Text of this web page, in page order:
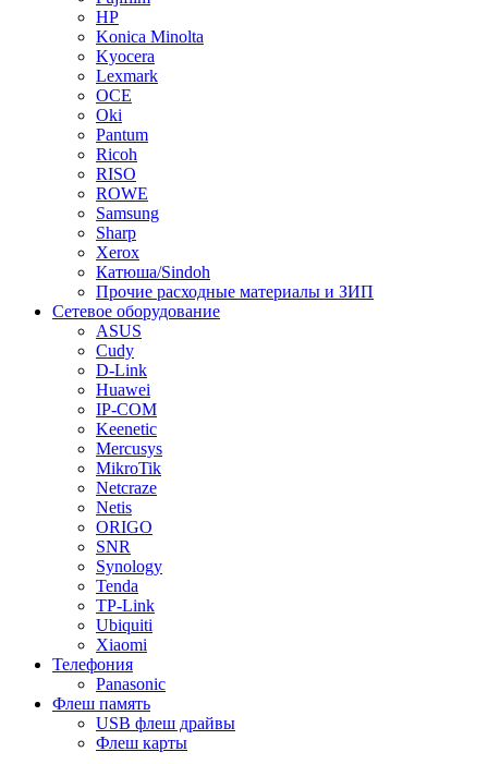
HP
Konica Minolta
Kyocera
Lexmark
OCE
Oki
Pantum
Ricoh
RISO
ROWE
Samsung
Sharp
Xerox
Катюша/Sindoh
Прочие расходные материалы и ЗИП
Сетевое оборудование
ASUS
Cudy
D-Link
Huawei
IP-COM
Keenetic
Mercusys
MikroTik
Netcraze
Netis
ORIGO
SNR
Synology
Tenda
TP-Link
Ubiquiti
Xiaomi
Телефония
Panasonic
Флеш память
USB флеш драйвы
Флеш карты